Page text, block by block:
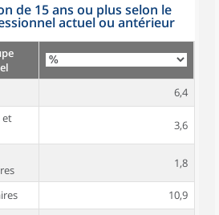
de 15 ans ou plus selon le
actuel ou antérieur
6,4
et
3,6
1,8
10,9